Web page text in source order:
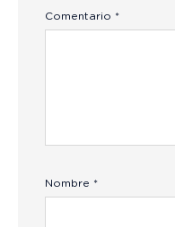
Comentario *
Nombre *